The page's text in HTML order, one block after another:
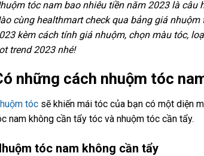
tóc nam bao nhiêu tiền năm 2023 là
cùng healthmart check qua bảng giá
kèm cách tính giá nhuộm, chọn màu tóc,
trend 2023 nhé!
những cách nhuộm tóc
tóc sẽ khiến mái tóc của bạn có một diện
nam không cần tẩy tóc và nhuộm tóc cần tẩy.
tóc nam không cần tẩy